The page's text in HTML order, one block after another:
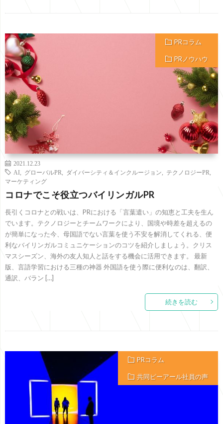
PRコラム
PRノウハウ
2021.12.23
AI
グローバルPR ダイバーシティ＆インクルージョン テクノロジーPR
マーケティング
コロナでこそ役立つバイリンガルPR
長引くコロナとの戦いは、PRにおける「言葉遣い」の知恵と工夫を生ん
でいます。テクノロジーとチームワークにより、国境や時差を超えるの
が簡単になった今、母国語でない言葉を使う不安を解消してくれる、便
利なバイリンガルコミュニケーションのコツを紹介しましょう。クリス
マスシーズン、海外の友人知人と話をする機会に活用できます。 最新
版、言語学習における三種の神器 外国語を使う際に便利なのは、翻訳、
通訳、バラン […]
続きを読む
PRコラム
共同ピーアール社員の声